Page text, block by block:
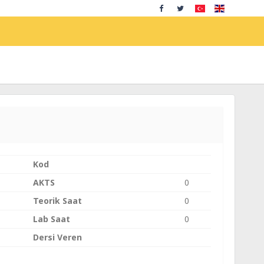
Kod
AKTS
0
Teorik Saat
0
Lab Saat
0
Dersi Veren